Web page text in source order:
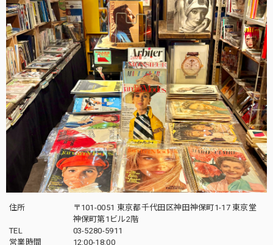
住所
〒101-0051 東京都千代田区神田神保町1-17 東京堂
神保町第1ビル2階
TEL
03-5280-5911
営業時間
12:00-18:00